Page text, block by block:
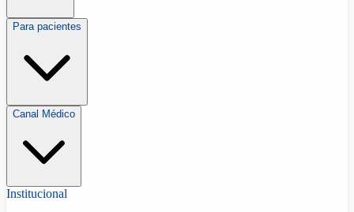
Para pacientes
Canal Médico
Institucional